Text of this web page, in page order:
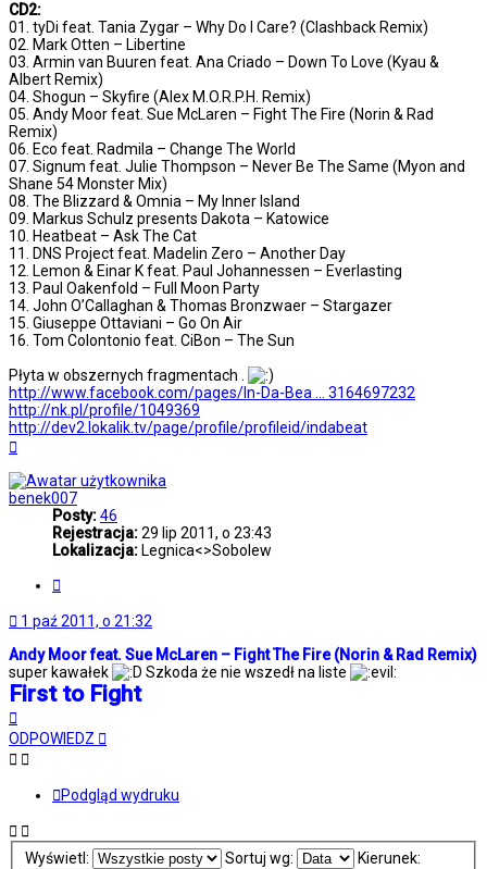
CD2:
01. tyDi feat. Tania Zygar – Why Do I Care? (Clashback Remix)
02. Mark Otten – Libertine
03. Armin van Buuren feat. Ana Criado – Down To Love (Kyau &
Albert Remix)
04. Shogun – Skyfire (Alex M.O.R.P.H. Remix)
05. Andy Moor feat. Sue McLaren – Fight The Fire (Norin & Rad
Remix)
06. Eco feat. Radmila – Change The World
07. Signum feat. Julie Thompson – Never Be The Same (Myon and
Shane 54 Monster Mix)
08. The Blizzard & Omnia – My Inner Island
09. Markus Schulz presents Dakota – Katowice
10. Heatbeat – Ask The Cat
11. DNS Project feat. Madelin Zero – Another Day
12. Lemon & Einar K feat. Paul Johannessen – Everlasting
13. Paul Oakenfold – Full Moon Party
14. John O’Callaghan & Thomas Bronzwaer – Stargazer
15. Giuseppe Ottaviani – Go On Air
16. Tom Colontonio feat. CiBon – The Sun
Płyta w obszernych fragmentach .
http://www.facebook.com/pages/In-Da-Bea ... 3164697232
http://nk.pl/profile/1049369
http://dev2.lokalik.tv/page/profile/profileid/indabeat
benek007
Posty:46
Rejestracja:29 lip 2011, o 23:43
Lokalizacja: Legnica<>Sobolew
1 paź 2011, o 21:32
Andy Moor feat. Sue McLaren – Fight The Fire (Norin & Rad Remix)
super kawałek
Szkoda że nie wszedł na liste
First to Fight
górę
ODPOWIEDZ
Podgląd wydruku
Wyświetl: Sortuj wg: Kierunek: